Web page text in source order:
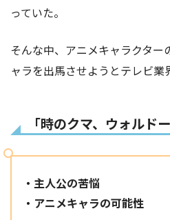
っていた。
そんな中、アニメキャラクタ
ャラを出馬させようとテレビ業
「時のクマ、ウォルド
・主人公の苦悩
・アニメキャラの可能性